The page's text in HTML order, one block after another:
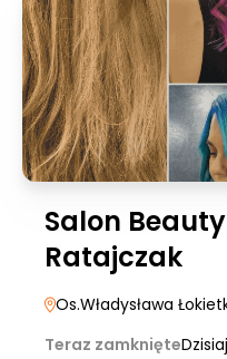
Salon
Ratajczak
Os.Władysława
Teraz zamknięte